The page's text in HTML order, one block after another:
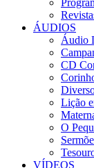
ÁUDIOS
Áudio
CD
Lição
O
VÍDEOS